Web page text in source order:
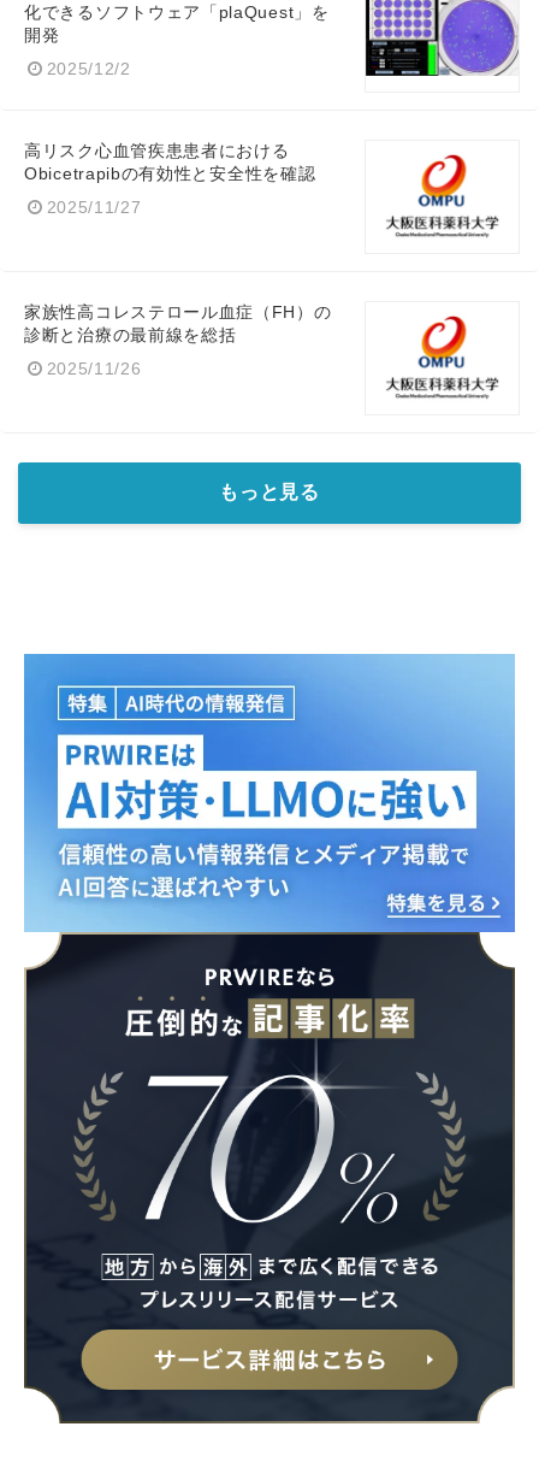
化できるソフトウェア「plaQuest」を
開発
2025/12/2
高リスク心血管疾患患者における
Obicetrapibの有効性と安全性を確認
2025/11/27
家族性高コレステロール血症（FH）の
診断と治療の最前線を総括
2025/11/26
もっと見る